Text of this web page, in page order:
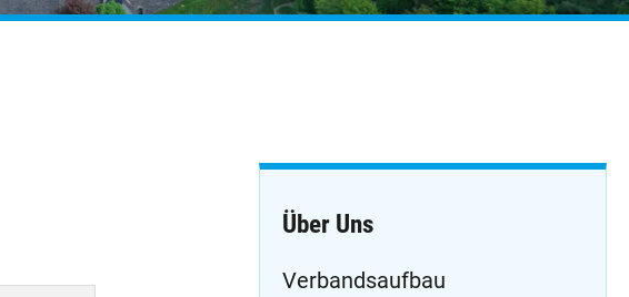
Über Uns
Navigation
Verbandsaufbau